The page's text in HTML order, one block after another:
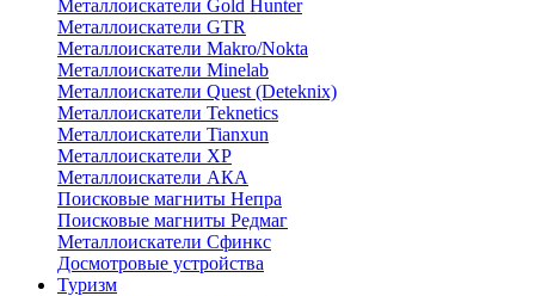
Металлоискатели Gold Hunter
Металлоискатели GTR
Металлоискатели Makro/Nokta
Металлоискатели Minelab
Металлоискатели Quest (Deteknix)
Металлоискатели Teknetics
Металлоискатели Tianxun
Металлоискатели XP
Металлоискатели АКА
Поисковые магниты Непра
Поисковые магниты Редмаг
Металлоискатели Сфинкс
Досмотровые устройства
Туризм